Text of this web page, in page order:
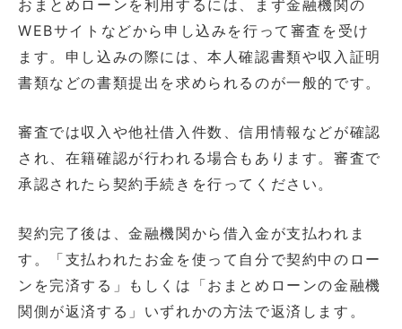
おまとめローンを利用するには、まず金融機関の
WEBサイトなどから申し込みを行って審査を受け
ます。申し込みの際には、本人確認書類や収入証明
書類などの書類提出を求められるのが一般的です。
審査では収入や他社借入件数、信用情報などが確認
され、在籍確認が行われる場合もあります。審査で
承認されたら契約手続きを行ってください。
契約完了後は、金融機関から借入金が支払われま
す。「支払われたお金を使って自分で契約中のロー
ンを完済する」もしくは「おまとめローンの金融機
関側が返済する」いずれかの方法で返済します。